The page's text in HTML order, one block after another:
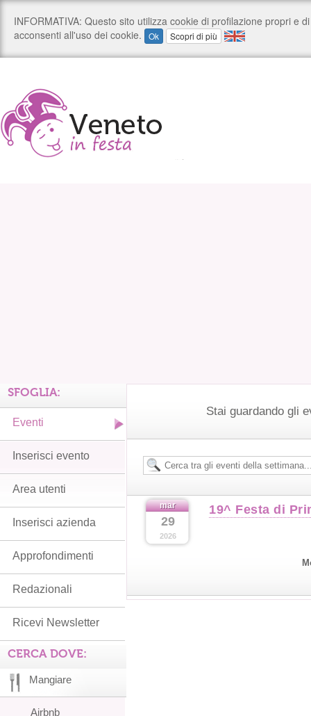
Stai guardando gli
mar
29
2026
19^ Festa di
SFOGLIA:
Eventi
Inserisci evento
Area utenti
Inserisci azienda
Approfondimenti
Redazionali
Ricevi Newsletter
CERCA DOVE:
Mangiare
Airbnb